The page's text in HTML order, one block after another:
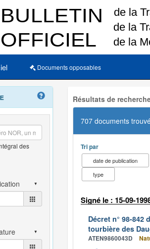
Documents opposables
des
Résultats de
707 documents
Tri par
date de publication
type
Signé le : 15-09-
Décret n° 98-
tourbière des
ATEN9860043D